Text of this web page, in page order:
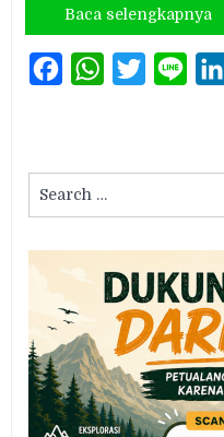
Baca selengkapnya
FacebookWhatsAppTwitterLine
for: